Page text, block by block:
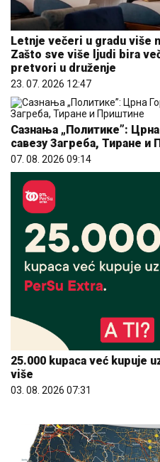
Letnje večeri u gradu više
Zašto sve više ljudi bira
pretvori u druženje
23. 07. 2026 12:47
Сазнања „Политике”:
савезу Загреба, Тиране и
07. 08. 2026 09:14
25.000 kupaca već kupuje
više
03. 08. 2026 07:31